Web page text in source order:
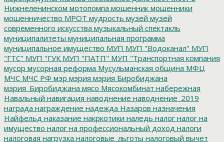
Нижнеленинском мотопомпа мошенник мошенники
мошенничество МРОТ мудрость музей музей
современного искусства музыкальный спектакль
муниципалитеты муниципальная программа
муниципальное имущество МУП МУП "Водоканал" МУП
"ГТС" МУП "ГУК МУП "ПАТП" МУП "Транспортная компания
мусор мусорная реформа Мусульманская община МФЦ
МЧС МЧС РФ мэр мэрия мэрия Биробиджана
мэрия_Биробиджана мясо Мясокомбинат набережная
Навальный навигация наводнение наводнение_2019
награда награждение надежда Назаров назначения
Найфельд наказание накркотики наледь налог налог на
имущество налог на профессиональный доход налоги
налоговая нагрузка налоговые_льготы налоговый вычет